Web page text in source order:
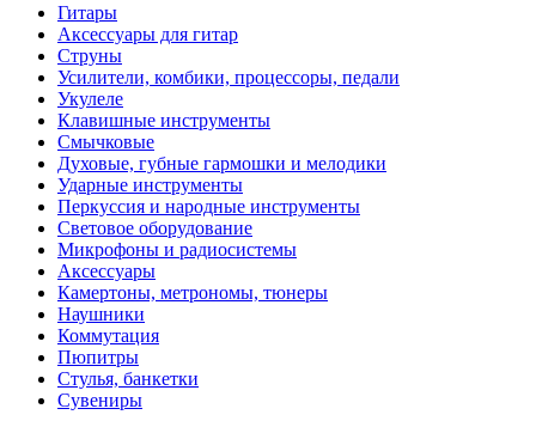
Гитары
Аксессуары для гитар
Струны
Усилители, комбики, процессоры, педали
Укулеле
Клавишные инструменты
Смычковые
Духовые, губные гармошки и мелодики
Ударные инструменты
Перкуссия и народные инструменты
Световое оборудование
Микрофоны и радиосистемы
Аксессуары
Камертоны, метрономы, тюнеры
Наушники
Коммутация
Пюпитры
Стулья, банкетки
Сувениры